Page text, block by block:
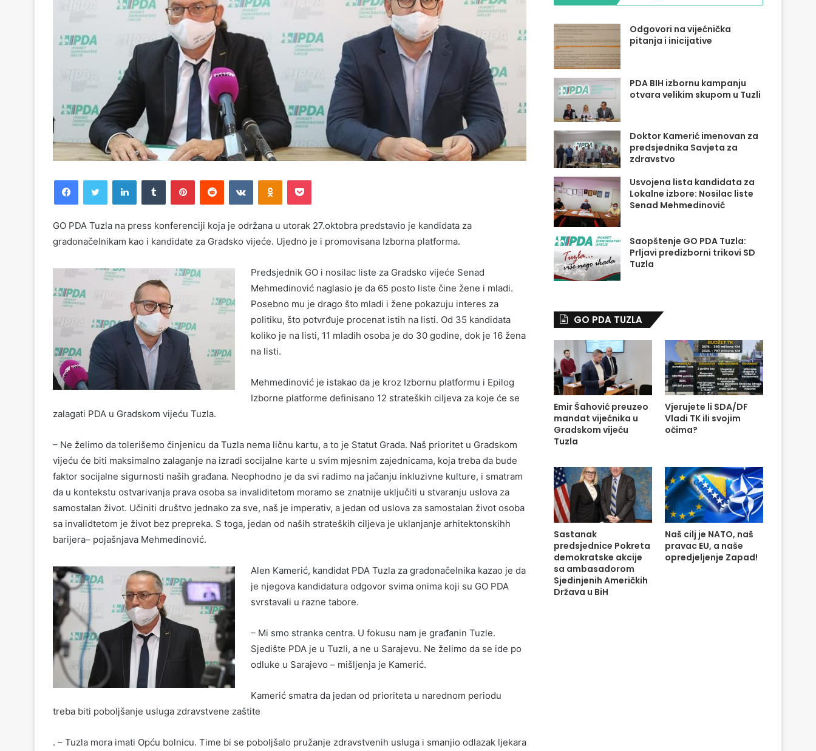
GO PDA Tuzla na press konferenciji koja je održana u utorak 27.oktobra predstavio je kandidata za
gradonačelnikam kao i kandidate za Gradsko vijeće. Ujedno je i promovisana Izborna platforma.
Predsjednik GO i nosilac liste za Gradsko vijeće Senad
Mehmedinović naglasio je da 65 posto liste čine žene i mladi.
Posebno mu je drago što mladi i žene pokazuju interes za
politiku, što potvrđuje procenat istih na listi. Od 35 kandidata
koliko je na listi, 11 mladih osoba je do 30 godine, dok je 16 žena
na listi.
Mehmedinović je istakao da je kroz Izbornu platformu i Epilog
Izborne platforme definisano 12 strateških ciljeva za koje će se
zalagati PDA u Gradskom vijeću Tuzla.
– Ne želimo da tolerišemo činjenicu da Tuzla nema ličnu kartu, a to je Statut Grada. Naš prioritet u Gradskom
vijeću će biti maksimalno zalaganje na izradi socijalne karte u svim mjesnim zajednicama, koja treba da bude
faktor socijalne sigurnosti naših građana. Neophodno je da svi radimo na jačanju inkluzivne kulture, i smatram
da u kontekstu ostvarivanja prava osoba sa invaliditetom moramo se znatnije uključiti u stvaranju uslova za
samostalan život. Učiniti društvo jednako za sve, naš je imperativ, a jedan od uslova za samostalan život osoba
sa invalidtetom je život bez prepreka. S toga, jedan od naših strateških ciljeva je uklanjanje arhitektonskihh
barijera– pojašnjava Mehmedinović.
Alen Kamerić, kandidat PDA Tuzla za gradonačelnika kazao je da
je njegova kandidatura odgovor svima onima koji su GO PDA
svrstavali u razne tabore.
– Mi smo stranka centra. U fokusu nam je građanin Tuzle.
Sjedište PDA je u Tuzli, a ne u Sarajevu. Ne želimo da se ide po
odluke u Sarajevo – mišljenja je Kamerić.
Kamerić smatra da jedan od prioriteta u narednom periodu
treba biti poboljšanje usluga zdravstvene zaštite
. – Tuzla mora imati Opću bolnicu. Time bi se poboljšalo pružanje zdravstvenih usluga i smanjio odlazak ljekara
Odgovori na vijećnička
pitanja i inicijative
PDA BIH izbornu kampanju
otvara velikim skupom u Tuzli
Doktor Kamerić imenovan za
predsjednika Savjeta za
zdravstvo
Usvojena lista kandidata za
Lokalne izbore: Nosilac liste
Senad Mehmedinović
Saopštenje GO PDA Tuzla:
Prljavi predizborni trikovi SD
Tuzla
GO PDA TUZLA
Emir Šahović preuzeo
mandat vijećnika u
Gradskom vijeću
Tuzla
Vjerujete li SDA/DF
Vladi TK ili svojim
očima?
Sastanak
predsjednice Pokreta
demokratske akcije
sa ambasadorom
Sjedinjenih Američkih
Država u BiH
Naš cilj je NATO, naš
pravac EU, a naše
opredjeljenje Zapad!